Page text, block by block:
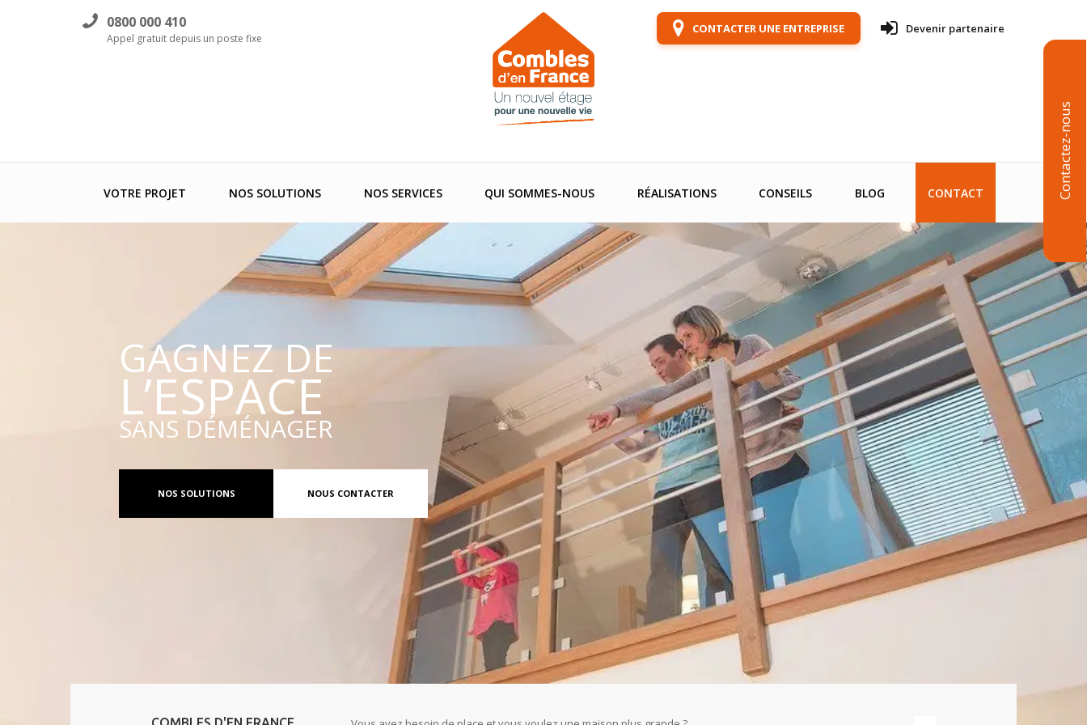
Contactez-nous
0800 000 410
Appel gratuit depuis un poste fixe
CONTACTER UNE ENTREPRISE Devenir partenaire
VOTRE PROJET NOS SOLUTIONS NOS SERVICES QUI SOMMES-NOUS RÉALISATIONS CONSEILS BLOG CONTACT
GAGNEZ DE
L’ESPACE
SANS DÉMÉNAGER
NOS SOLUTIONS NOUS CONTACTER